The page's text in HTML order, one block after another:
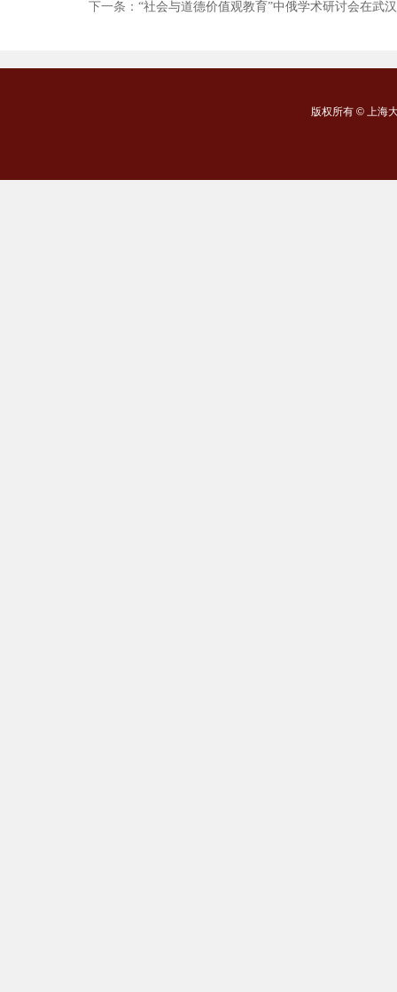
下一条： “社会与道德价值观教育”中俄学术研讨会在武
版权所有 ©上海